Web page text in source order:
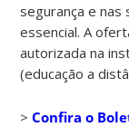
segurança e nas
essencial. A
autorizada na
(educação a
>Confira o